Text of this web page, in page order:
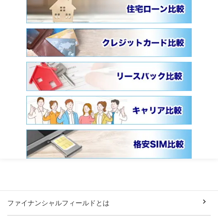
ファイナンシャルフィールドとは